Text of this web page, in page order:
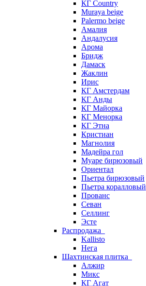
КГ Сountry
Muraya beige
Palermo beige
Амалия
Андалусия
Арома
Бридж
Дамаск
Жаклин
Ирис
КГ Амстердам
КГ Анды
КГ Майорка
КГ Менорка
КГ Этна
Кристиан
Магнолия
Мадейра гол
Муаре бирюзовый
Ориентал
Пьетра бирюзовый
Пьетра коралловый
Прованс
Севан
Селлинг
Эсте
Распродажа
Kallisto
Нега
Шахтинская плитка
Алжир
Микс
КГ Агат